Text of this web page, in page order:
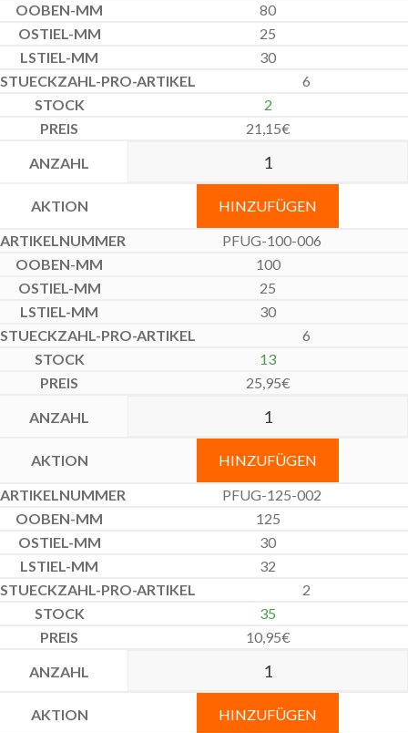
80
25
30
6
2
21,15€
HINZUFÜGEN
PFUG-100-006
100
25
30
6
13
25,95€
HINZUFÜGEN
PFUG-125-002
125
30
32
2
35
10,95€
HINZUFÜGEN